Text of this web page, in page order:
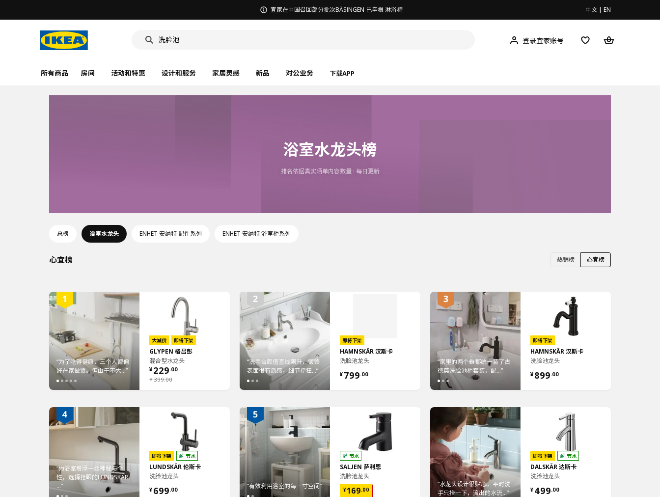
宜家在中国召回部分批次BÄSINGEN 巴辛根 淋浴椅 中文 | EN
洗脸池 登录宜家账号
所有商品 房间 活动和特惠 设计和服务 家居灵感 新品 对公业务 下载APP
浴室水龙头榜
排名依据真实晒单内容数量 · 每日更新
总榜 浴室水龙头 ENHET 安纳特 配件系列 ENHET 安纳特 浴室柜系列
心宜榜 热销榜 心宜榜
“为了吃得健康，三个人都偏
好在家做饭。但由于不大...”
“ 浴室里的混合型水龙头，优
雅设计，带来舒适体验...”
“内容来自于宜家粉丝
@statis_homestaging：通
过更...”
“带给你舒适的淋浴体验”
“嘈杂的环境 急寻一个让身心
放松的私密空间 喜欢去...”
“为了吃得健康，三个人都偏
好在家做饭。但由于不大...”
大减价 即将下架
GLYPEN 格吕彭
混合型水龙头
¥399.00
¥ 229.00
“家里的两个🚻都统一装了古
德莫洗脸池柜套装，配...”
“洗手台颜值直线飙升，镀铬
表面很有质感，细节控狂...”
“在浴室选择装上节能省水的
HAMNSKÄR 汉斯卡水龙头...”
“家里的两个🚻都统一装了古
德莫洗脸池柜套装，配...”
“洗手台颜值直线飙升，镀铬
表面很有质感，细节控狂...”
即将下架
HAMNSKÄR 汉斯卡
洗脸池龙头
¥ 799.00
“9.99元能获得一套六种颜色
的儿童杯，本身轻巧又非...”
“家里的两个🚻都统一装了古
德莫洗脸池柜套装，配...”
“汉斯卡水龙头，黑色款，原
价899，活动价居然只要3...”
即将下架
HAMNSKÄR 汉斯卡
洗脸池龙头
¥ 899.00
“为浴室增添一丝神秘与个
性，选择抢眼的LUNDSKÄR
...”
“嘈杂的环境 急寻一个让身心
放松的私密空间 喜欢去...”
“颜值和质感都很在线 磨砂哑
光黑色款是真的很有质...”
“为浴室增添一丝神秘与个
性，选择抢眼的LUNDSKÄR
...”
即将下架 节水
LUNDSKÄR 伦斯卡
洗脸池龙头
¥ 699.00
“浴室的清爽一角” “有效利用浴室的每一寸空间” “浴室的清爽一角” “有效利用浴室的每一寸空间”
节水
SALJEN 萨利恩
洗脸池龙头
¥169.00
“水龙头设计很贴心，平时洗
手只抬一下，流出的水流...”
即将下架 节水
DALSKÄR 达斯卡
洗脸池龙头
¥ 499.00